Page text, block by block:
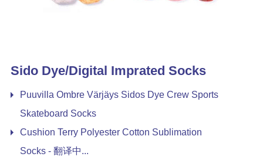
Sido Dye/Digital Imprated Socks
Puuvilla Ombre Värjäys Sidos Dye Crew Sports
Skateboard Socks
Cushion Terry Polyester Cotton Sublimation
Socks - 翻译中...